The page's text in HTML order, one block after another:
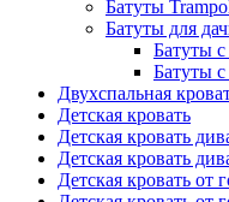
Батуты
Батуты для
Батуты с
Батуты
Двухспальная
Детская кровать
Детская кровать
Детская кровать
Детская кровать от